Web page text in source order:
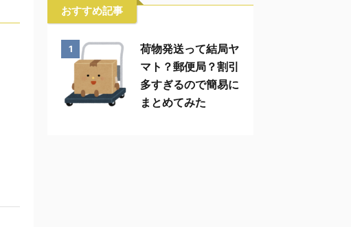
おすすめ記事
1
荷物発送って結局ヤ
マト？郵便局？割引
多すぎるので簡易に
まとめてみた